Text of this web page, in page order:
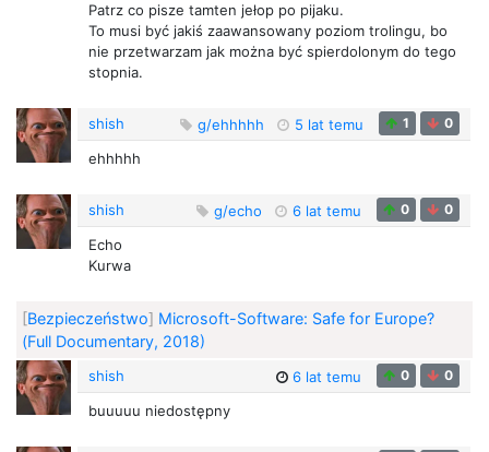
Patrz co pisze tamten jełop po pijaku.
To musi być jakiś zaawansowany poziom trolingu, bo
nie przetwarzam jak można być spierdolonym do tego
stopnia.
shish g/ehhhhh 5 lat temu 1 0
ehhhhh
shish g/echo 6 lat temu 0 0
Echo
Kurwa
[Bezpieczeństwo] Microsoft-Software: Safe for Europe?
(Full Documentary, 2018)
shish 6 lat temu 0 0
buuuuu niedostępny